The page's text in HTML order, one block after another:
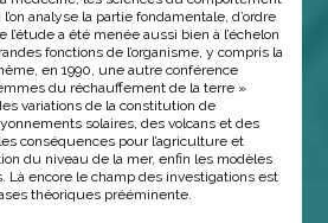
analyse la partie fondamentale, d’ordre
l’étude a été menée aussi bien à l’échelon
fonctions de l’organisme, y compris la
en 1990, une autre conférence
du réchauffement de la terre »
variations de la constitution de
solaires, des volcans et des
conséquences pour l’agriculture et
du niveau de la mer, enfin les modèles
Là encore le champ des investigations est
théoriques prééminente.